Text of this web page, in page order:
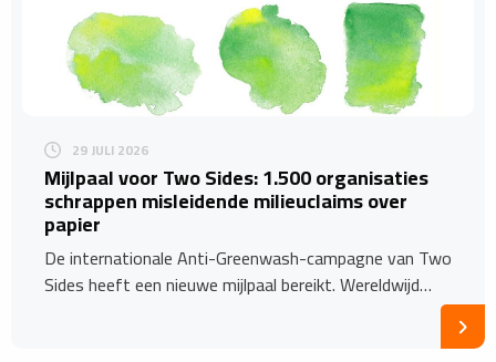
29 JULI 2026
​Mijlpaal voor Two Sides: 1.500 organisaties
schrappen misleidende milieuclaims over
papier
De internationale Anti-Greenwash-campagne van Two
Sides heeft een nieuwe mijlpaal bereikt. Wereldwijd…